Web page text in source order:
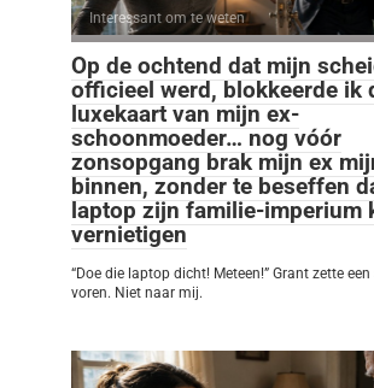
Interessant om te weten
Op de ochtend dat mijn
officieel werd, blokkeerde ik
luxekaart van mijn ex-
schoonmoeder… nog vóór
zonsopgang brak mijn ex
binnen, zonder te beseffen
laptop zijn familie-imperium
vernietigen
“Doe die laptop dicht! Meteen!” Grant zette
voren. Niet naar mij.